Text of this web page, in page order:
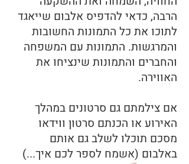
הרבה, כדאי להדפיס אלבום שייאגד
לתוכו את כל התמונות החשובות
והמרגשות. התמונות עם המשפחה
והחברים והתמונות שינציחו את
האווירה.
אם צילמתם גם סרטונים במהלך
האירוע או הכנתם סרטון ווידאו
מסכם תוכלו לשלב גם אותם
באלבום (אשמח לספר לכם איך...)